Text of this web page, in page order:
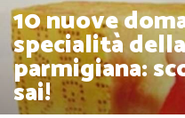
10 nuove
specialità
parmigiana:
sai!